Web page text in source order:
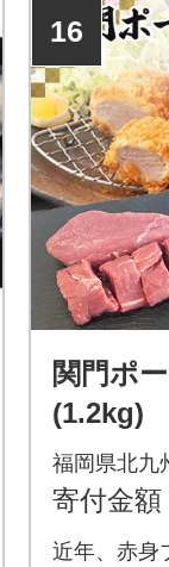
16
関門ポ
(1.2kg)
福岡県北九
寄付金額
近年、赤身